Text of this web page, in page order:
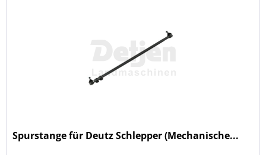
Spurstange für Deutz Schlepper (Mechanische...